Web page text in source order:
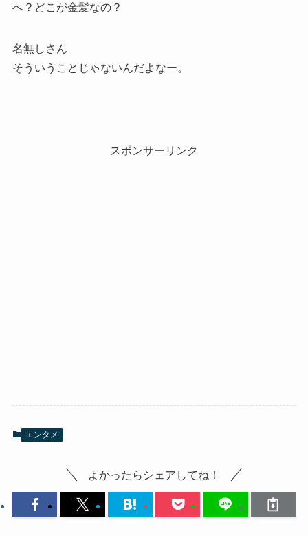
へ？どこが金髪なの？
名無しさん
そういうことじゃないんだよなー。
スポンサーリンク
エンタメ
よかったらシェアしてね！